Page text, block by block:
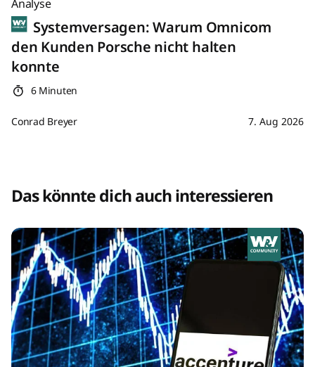
Analyse
Systemversagen: Warum Omnicom
den Kunden Porsche nicht halten
konnte
6 Minuten
Conrad Breyer 7. Aug 2026
Das könnte dich auch interessieren